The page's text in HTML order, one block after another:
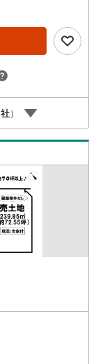
社）